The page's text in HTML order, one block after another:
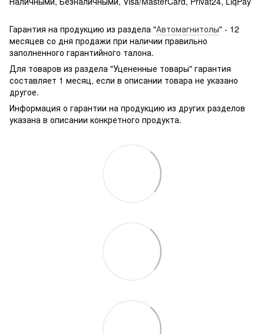
g361hhadsek/p3316040/#
Гарантия на продукцию из раздела "Автомагнитолы" - 12
месяцев со дня продажи при наличии правильно
заполненного гарантийного талона.
Для товаров из раздела "Уцененные товары" гарантия
составляет 1 месяц, если в описании товара не указано
другое.
Информация о гарантии на продукцию из других разделов
указана в описании конкретного продукта.